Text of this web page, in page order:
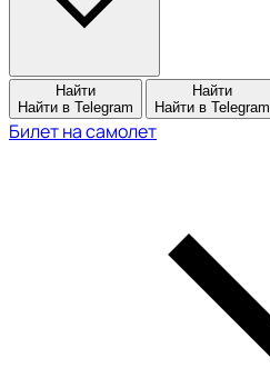
Найти
Найти в Telegram
Найти
Найти в Telegram
Билет на самолет